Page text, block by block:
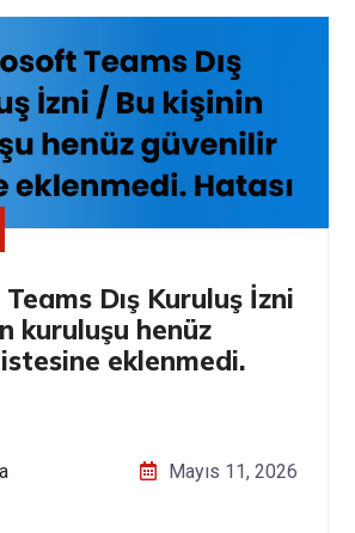
Dış Kuruluş İzni
kuruluşu henüz
eklenmedi.
Mayıs 11, 2026